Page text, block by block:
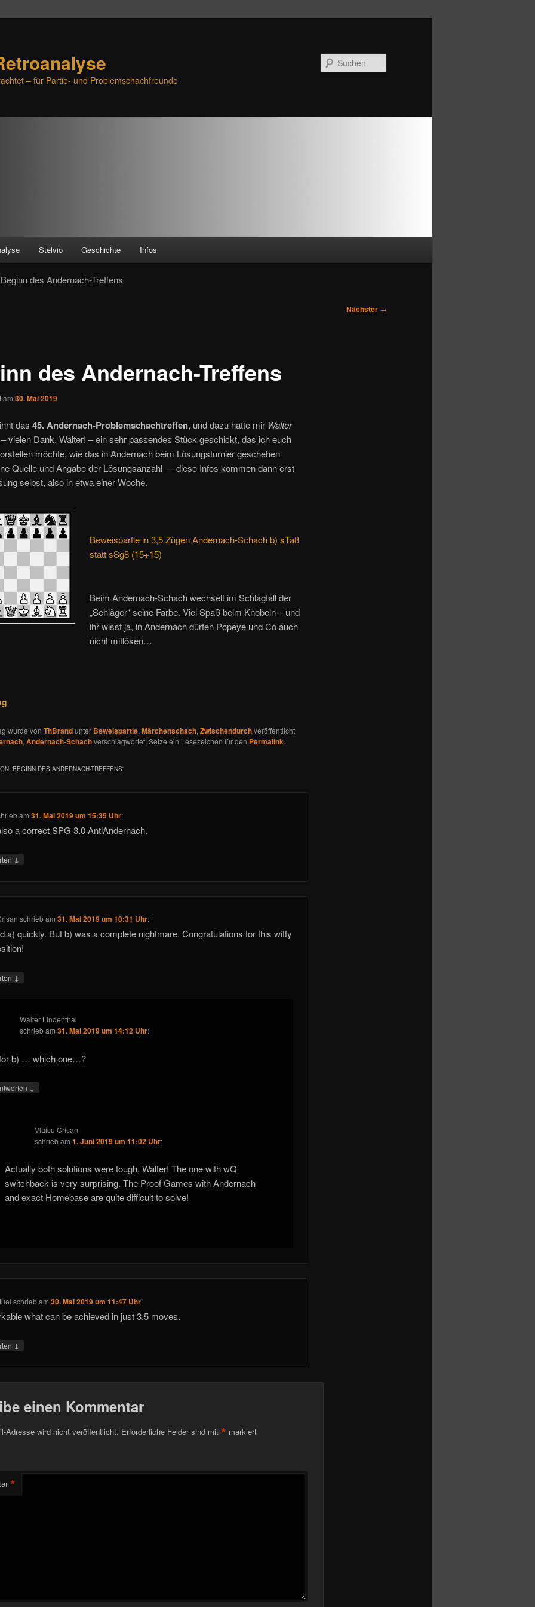
– für Partie- und Problemschachfreunde
Stelvio Geschichte Infos
des Andernach-Treffens
Nächster →
des Andernach-Treffens
am 30. Mai 2019
das 45. Andernach-Problemschachtreffen, und dazu hatte mir Walter
vielen Dank, Walter! – ein sehr passendes Stück geschickt, das ich euch
möchte, wie das in Andernach beim Lösungsturnier geschehen
Quelle und Angabe der Lösungsanzahl — diese Infos kommen dann erst
selbst, also in etwa einer Woche.
Beweispartie in 3,5 Zügen Andernach-Schach b) sTa8
statt sSg8 (15+15)
Beim Andernach-Schach wechselt im Schlagfall der
„Schläger“ seine Farbe. Viel Spaß beim Knobeln – und
ihr wisst ja, in Andernach dürfen Popeye und Co auch
nicht mitlösen…
wurde von ThBrandunter Beweispartie, Märchenschach, Zwischendurchveröffentlicht
, Andernach-Schachverschlagwortet. Setze ein Lesezeichen für den Permalink.
“BEGINN DES ANDERNACH-TREFFENS”
am31. Mai 2019 um 15:35 Uhr:
a correct SPG 3.0 AntiAndernach.
↓
schriebam31. Mai 2019 um 10:31 Uhr:
a) quickly. But b) was a complete nightmare. Congratulations for this witty
↓
Walter Lindenthal
schriebam 31. Mai 2019 um 14:12 Uhr:
b) … which one…?
↓
Vlaicu Crisan
schriebam 1. Juni 2019 um 11:02 Uhr:
Actually both solutions were tough, Walter! The one with wQ
switchback is very surprising. The Proof Games with Andernach
and exact Homebase are quite difficult to solve!
schriebam30. Mai 2019 um 11:47 Uhr:
what can be achieved in just 3.5 moves.
↓
einen Kommentar
Adresse wird nicht veröffentlicht. Erforderliche Felder sind mit * markiert
*